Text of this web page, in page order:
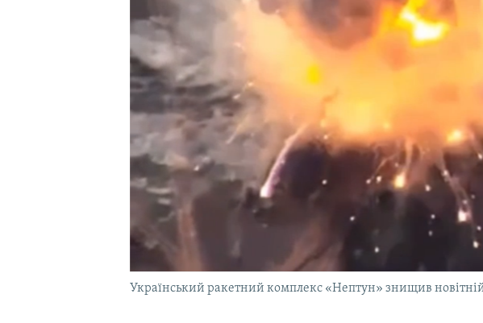
Український ракетний комплекс «Нептун» знищив